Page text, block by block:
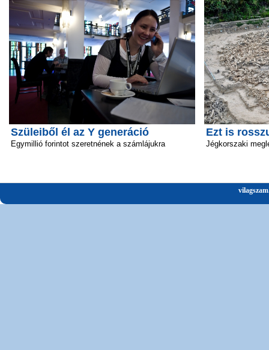
Szüleiből él az Y generáció
Egymillió forintot szeretnének a számlájukra
Ezt is
Jégkorszaki